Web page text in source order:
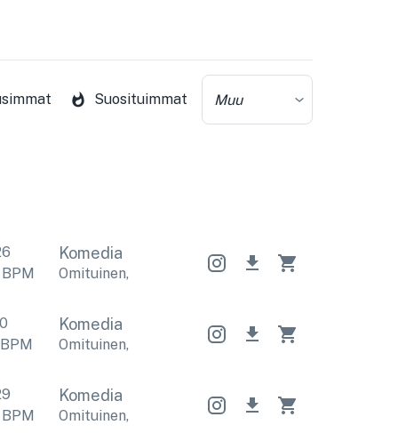
Suosituimmat Muu
BPM
Komedia
Omituinen, Positiivista Omituinen,
BPM
Komedia
Omituinen, Omituinen, Pirteä
BPM
Komedia
Omituinen, Omituinen, Pirteä